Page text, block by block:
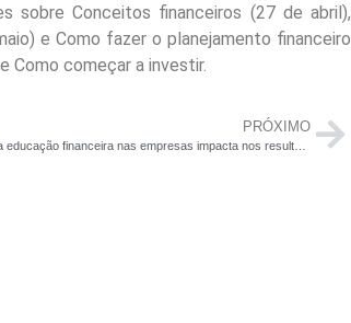
sobre Conceitos financeiros (27 de abril),
e Como fazer o planejamento financeiro
Como começar a investir.
PRÓXIMO